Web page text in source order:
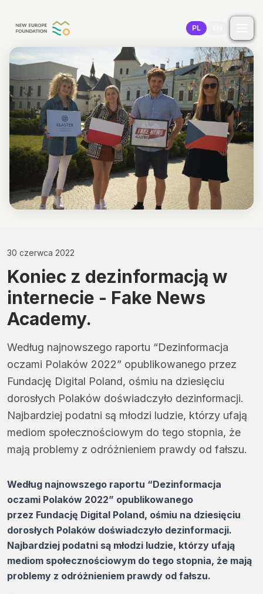
PL
30 czerwca 2022
Koniec z dezinformacją w
internecie - Fake News
Academy.
Według najnowszego raportu “Dezinformacja
oczami Polaków 2022” opublikowanego przez
Fundację Digital Poland, ośmiu na dziesięciu
dorosłych Polaków doświadczyło dezinformacji.
Najbardziej podatni są młodzi ludzie, którzy ufają
mediom społecznościowym do tego stopnia, że
mają problemy z odróżnieniem prawdy od fałszu.
Według najnowszego raportu “Dezinformacja
oczami Polaków 2022” opublikowanego
przez Fundację Digital Poland, ośmiu na dziesięciu
dorosłych Polaków doświadczyło dezinformacji.
Najbardziej podatni są młodzi ludzie, którzy ufają
mediom społecznościowym do tego stopnia, że mają
problemy z odróżnieniem prawdy od fałszu.